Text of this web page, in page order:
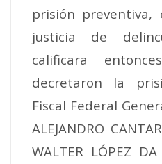
prisión
justicia de
calificara
decretaron la
Fiscal Federal
ALEJANDRO
WALTER LÓPEZ